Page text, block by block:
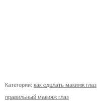
Категории: как сделать макияж глаз
правильный макияж глаз